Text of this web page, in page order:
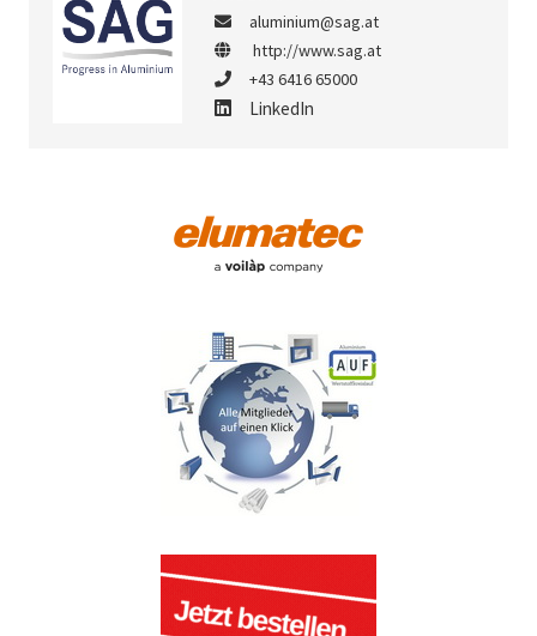
aluminium@sag.at
http://www.sag.at
+43 6416 65000
LinkedIn